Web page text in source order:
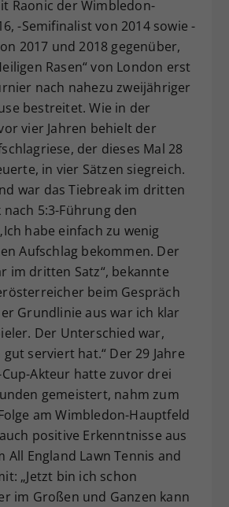
Raonic der Wimbledon-
-Semifinalist von 2014 sowie -
2017 und 2018 gegenüber,
Rasen“ von London erst
nach nahezu zweijähriger
bestreitet. Wie in der
vier Jahren behielt der
der dieses Mal 28
in vier Sätzen siegreich.
war das Tiebreak im dritten
nach 5:3-Führung den
habe einfach zu wenig
Aufschlag bekommen. Der
im dritten Satz“, bekannte
beim Gespräch
Grundlinie aus war ich klar
Der Unterschied war,
serviert hat.“ Der 29 Jahre
Cup-Akteur hatte zuvor drei
gemeistert, nahm zum
am Wimbledon-Hauptfeld
positive Erkenntnisse aus
All England Lawn Tennis and
„Jetzt bin ich schon
im Großen und Ganzen kann